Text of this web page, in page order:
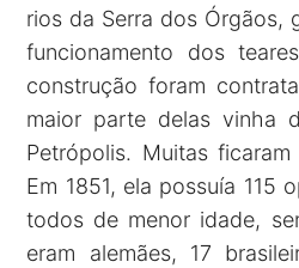
rios da Serra dos Órgãos,
funcionamento dos
construção foram
maior parte delas vinha
Petrópolis. Muitas
Em 1851, ela possuía 115
todos de menor idade,
eram alemães, 17